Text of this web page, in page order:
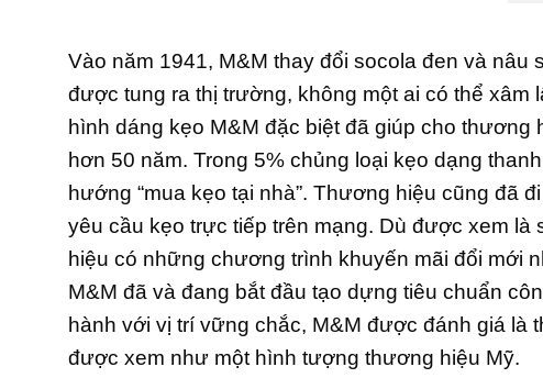
Vào năm 1941, M&M thay đổi socola đen và
được tung ra thị trường, không một ai có thể xâm
hình dáng kẹo M&M đặc biệt đã giúp cho
hơn 50 năm. Trong 5% chủng loại kẹo dạng
hướng “mua kẹo tại nhà”. Thương hiệu cũng đã
yêu cầu kẹo trực tiếp trên mạng. Dù được xem
hiệu có những chương trình khuyến mãi đổi mới
M&M đã và đang bắt đầu tạo dựng tiêu chuẩn
hành với vị trí vững chắc, M&M được đánh giá là
được xem như một hình tượng thương hiệu Mỹ.